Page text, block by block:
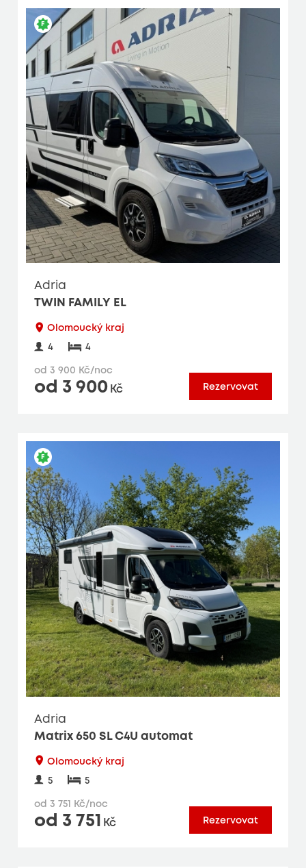
Adria
TWIN FAMILY EL
Olomoucký kraj
4 4
od 3 900 Kč/noc
od 3 900 Kč Rezervovat
Adria
Matrix 650 SL C4U automat
Olomoucký kraj
5 5
od 3 751 Kč/noc
od 3 751 Kč Rezervovat